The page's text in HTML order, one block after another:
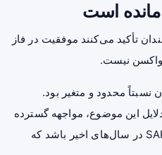
مانده است
تأکید می‌کنند موفقیت در فاز
واکسن نیست.
نسبتاً محدود و متغیر بود.
این موضوع، مواجهه گسترده
بیشتر افراد با ویروس SARS-CoV-۲ در سال‌های اخیر باشد که